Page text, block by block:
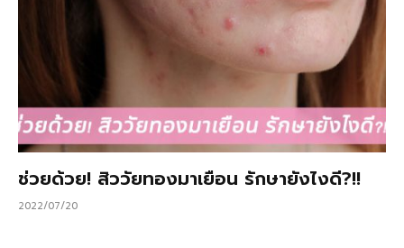
ช่วยด้วย! สิววัยทองมาเยือน รักษายังไงดี?!!
2022/07/20